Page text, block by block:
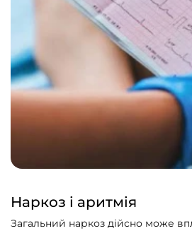
Наркоз і аритмія
Загальний наркоз дійсно може